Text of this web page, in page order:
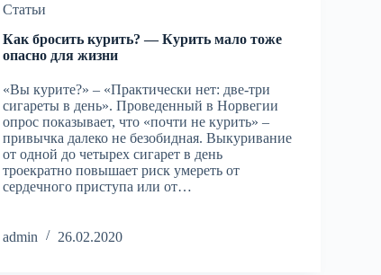
Статьи
Как бросить курить? — Курить мало тоже
опасно для жизни
«Вы курите?» – «Практически нет: две-три
сигареты в день». Проведенный в Норвегии
опрос показывает, что «почти не курить» –
привычка далеко не безобидная. Выкуривание
от одной до четырех сигарет в день
троекратно повышает риск умереть от
сердечного приступа или от…
admin 26.02.2020